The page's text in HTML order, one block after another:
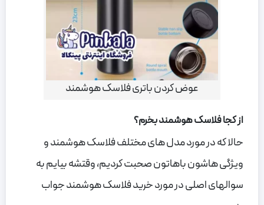
عوض کردن باتری فلاسک هوشمند
از کجا فلاسک هوشمند بخرم؟
حالا که در مورد مدل های مختلف فلاسک هوشمند و
ویژگی هاشون باهاتون صحبت کردیم، وقتشه بیایم به
سوالهای اصلی در مورد خرید فلاسک هوشمند جواب